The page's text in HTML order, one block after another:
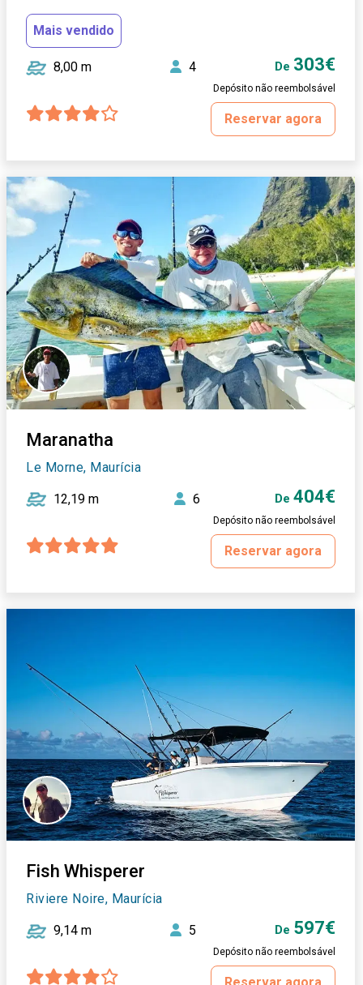
Mais vendido
8,00 m 4 De 303€
Depósito não reembolsável
Reservar agora
Maranatha
Le Morne, Maurícia
12,19 m 6 De 404€
Depósito não reembolsável
Reservar agora
Fish Whisperer
Riviere Noire, Maurícia
9,14 m 5 De 597€
Depósito não reembolsável